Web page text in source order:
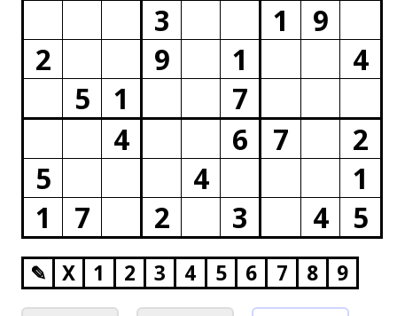
3
1
9
2
9 1
4
5
1
7
4
6 7
2
5
4
1
1
7 2 3 4 5
✎ X 1 2 3 4 5 6 7 8 9